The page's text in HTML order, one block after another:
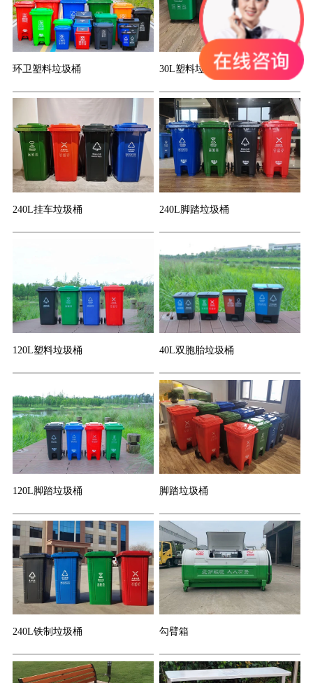
环卫塑料垃圾桶 30L塑料垃圾桶
240L挂车垃圾桶 240L脚踏垃圾桶
120L塑料垃圾桶 40L双胞胎垃圾桶
120L脚踏垃圾桶 脚踏垃圾桶
240L铁制垃圾桶 勾臂箱